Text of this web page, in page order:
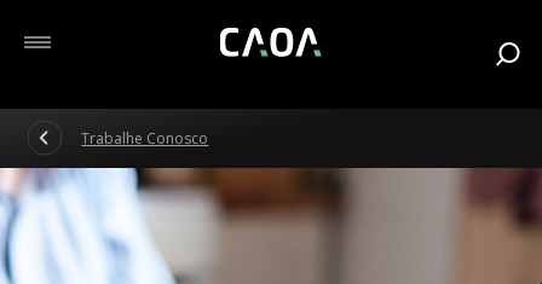
Trabalhe Conosco